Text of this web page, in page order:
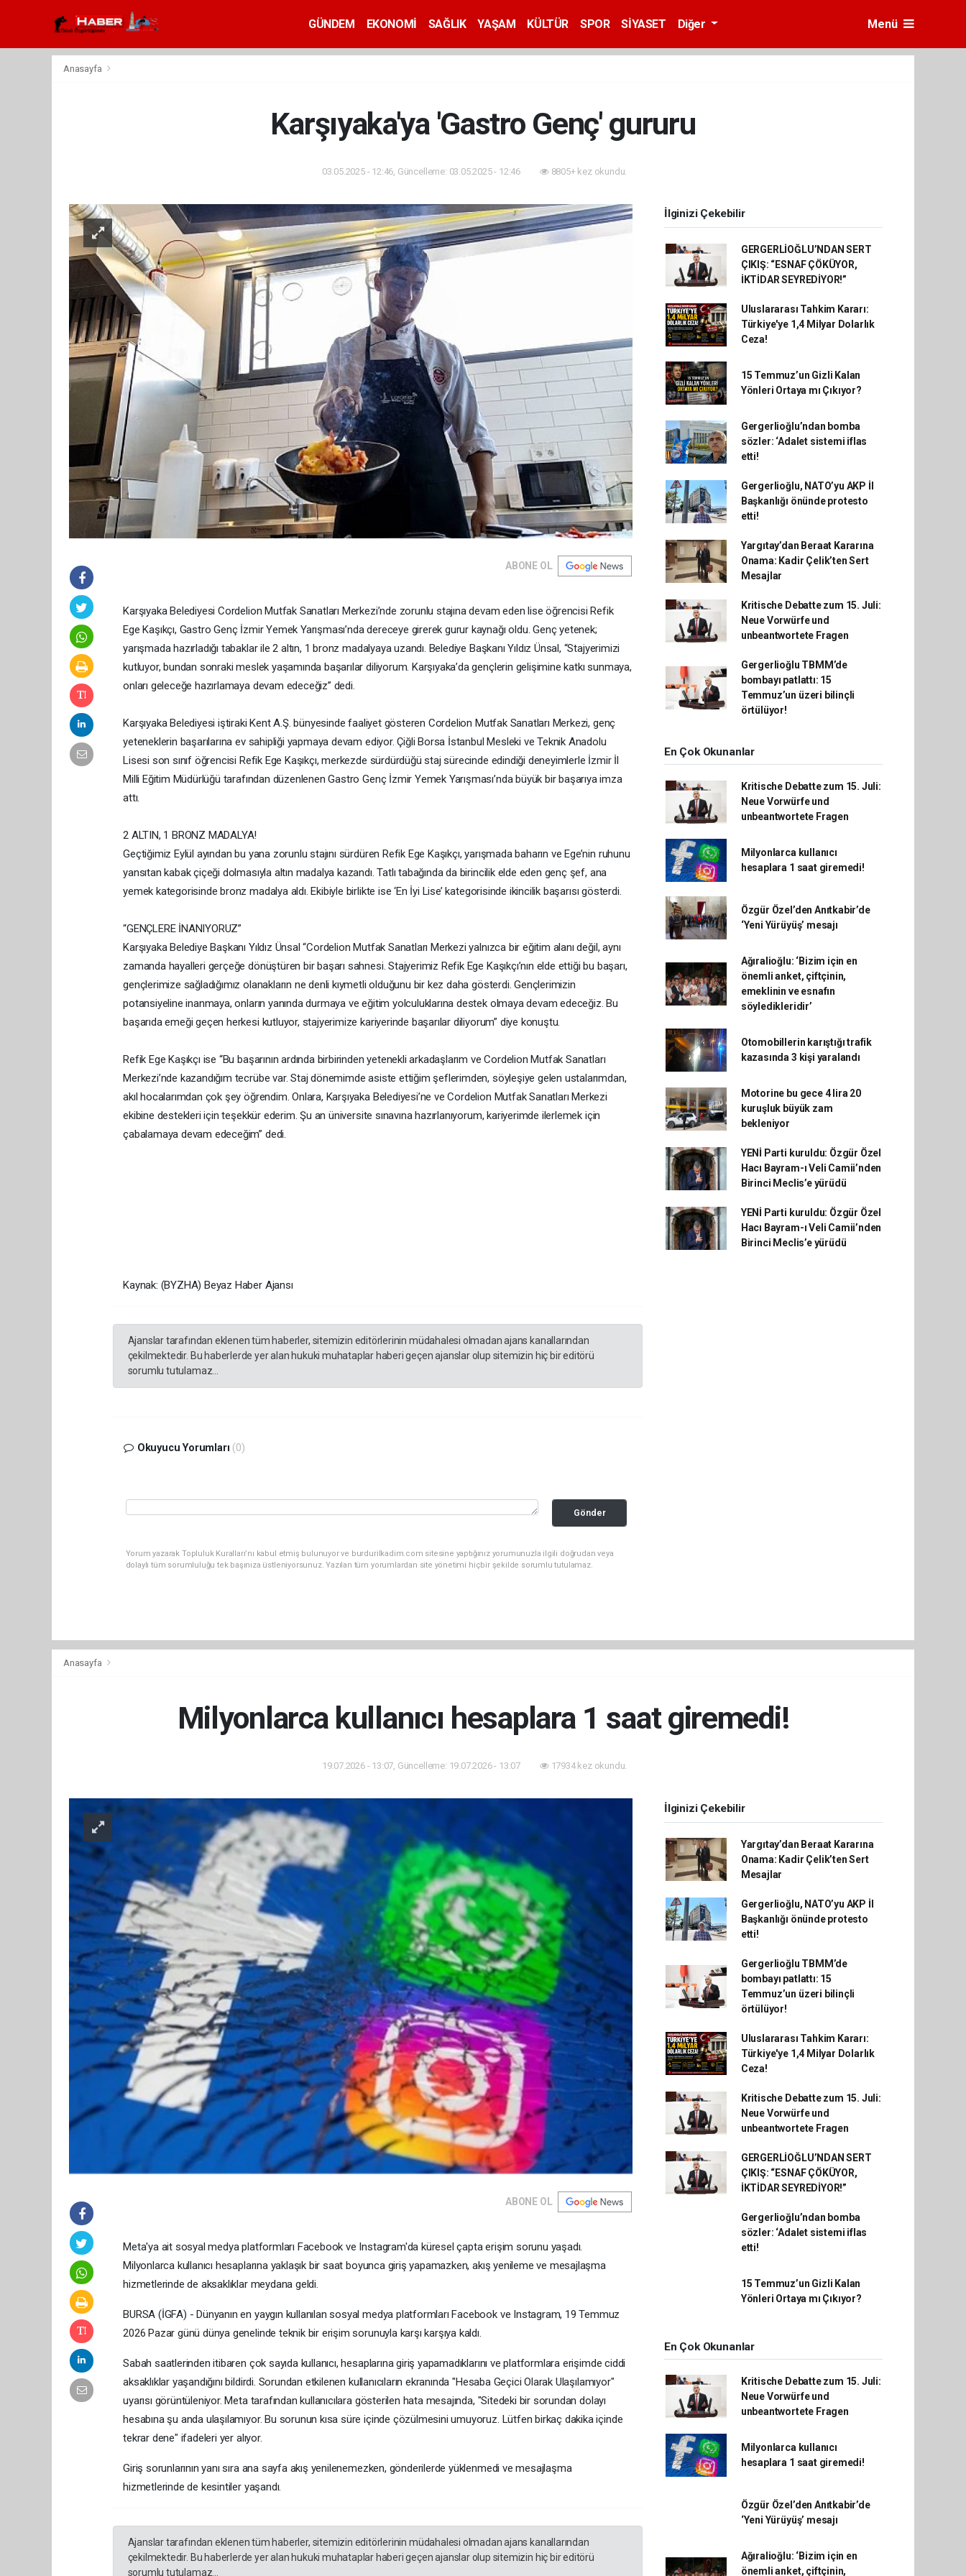
GÜNDEM EKONOMİ SAĞLIK YAŞAM KÜLTÜR SPOR SİYASET Diğer Menü
Anasayfa
Karşıyaka'ya 'Gastro Genç' gururu
03.05.2025 - 12:46, Güncelleme: 03.05.2025 - 12:46 8805+ kez okundu.
ABONE OL
Karşıyaka Belediyesi Cordelion Mutfak Sanatları Merkezi’nde zorunlu stajına devam eden lise öğrencisi Refik
Ege Kaşıkçı, Gastro Genç İzmir Yemek Yarışması’nda dereceye girerek gurur kaynağı oldu. Genç yetenek;
yarışmada hazırladığı tabaklar ile 2 altın, 1 bronz madalyaya uzandı. Belediye Başkanı Yıldız Ünsal, “Stajyerimizi
kutluyor, bundan sonraki meslek yaşamında başarılar diliyorum. Karşıyaka’da gençlerin gelişimine katkı sunmaya,
onları geleceğe hazırlamaya devam edeceğiz” dedi.
Karşıyaka Belediyesi iştiraki Kent A.Ş. bünyesinde faaliyet gösteren Cordelion Mutfak Sanatları Merkezi, genç
yeteneklerin başarılarına ev sahipliği yapmaya devam ediyor. Çiğli Borsa İstanbul Mesleki ve Teknik Anadolu
Lisesi son sınıf öğrencisi Refik Ege Kaşıkçı, merkezde sürdürdüğü staj sürecinde edindiği deneyimlerle İzmir İl
Milli Eğitim Müdürlüğü tarafından düzenlenen Gastro Genç İzmir Yemek Yarışması’nda büyük bir başarıya imza
attı.
2 ALTIN, 1 BRONZ MADALYA!
Geçtiğimiz Eylül ayından bu yana zorunlu stajını sürdüren Refik Ege Kaşıkçı, yarışmada baharın ve Ege’nin ruhunu
yansıtan kabak çiçeği dolmasıyla altın madalya kazandı. Tatlı tabağında da birincilik elde eden genç şef, ana
yemek kategorisinde bronz madalya aldı. Ekibiyle birlikte ise ‘En İyi Lise’ kategorisinde ikincilik başarısı gösterdi.
“GENÇLERE İNANIYORUZ”
Karşıyaka Belediye Başkanı Yıldız Ünsal “Cordelion Mutfak Sanatları Merkezi yalnızca bir eğitim alanı değil, aynı
zamanda hayalleri gerçeğe dönüştüren bir başarı sahnesi. Stajyerimiz Refik Ege Kaşıkçı’nın elde ettiği bu başarı,
gençlerimize sağladığımız olanakların ne denli kıymetli olduğunu bir kez daha gösterdi. Gençlerimizin
potansiyeline inanmaya, onların yanında durmaya ve eğitim yolculuklarına destek olmaya devam edeceğiz. Bu
başarıda emeği geçen herkesi kutluyor, stajyerimize kariyerinde başarılar diliyorum” diye konuştu.
Refik Ege Kaşıkçı ise “Bu başarının ardında birbirinden yetenekli arkadaşlarım ve Cordelion Mutfak Sanatları
Merkezi’nde kazandığım tecrübe var. Staj dönemimde asiste ettiğim şeflerimden, söyleşiye gelen ustalarımdan,
akıl hocalarımdan çok şey öğrendim. Onlara, Karşıyaka Belediyesi’ne ve Cordelion Mutfak Sanatları Merkezi
ekibine destekleri için teşekkür ederim. Şu an üniversite sınavına hazırlanıyorum, kariyerimde ilerlemek için
çabalamaya devam edeceğim” dedi.
Kaynak: (BYZHA) Beyaz Haber Ajansı
Ajanslar tarafından eklenen tüm haberler, sitemizin editörlerinin müdahalesi olmadan ajans kanallarından
çekilmektedir. Bu haberlerde yer alan hukuki muhataplar haberi geçen ajanslar olup sitemizin hiç bir editörü
sorumlu tutulamaz...
Okuyucu Yorumları (0)
Gönder
Yorum yazarak Topluluk Kuralları’nı kabul etmiş bulunuyor ve burdurilkadim.com sitesine yaptığınız yorumunuzla ilgili doğrudan veya
dolaylı tüm sorumluluğu tek başınıza üstleniyorsunuz. Yazılan tüm yorumlardan site yönetimi hiçbir şekilde sorumlu tutulamaz.
İlginizi Çekebilir
GERGERLİOĞLU’NDAN SERT
ÇIKIŞ: “ESNAF ÇÖKÜYOR,
İKTİDAR SEYREDİYOR!”
Uluslararası Tahkim Kararı:
Türkiye'ye 1,4 Milyar Dolarlık
Ceza!
15 Temmuz’un Gizli Kalan
Yönleri Ortaya mı Çıkıyor?
Gergerlioğlu’ndan bomba
sözler: ‘Adalet sistemi iflas
etti!
Gergerlioğlu, NATO’yu AKP İl
Başkanlığı önünde protesto
etti!
Yargıtay’dan Beraat Kararına
Onama: Kadir Çelik’ten Sert
Mesajlar
Kritische Debatte zum 15. Juli:
Neue Vorwürfe und
unbeantwortete Fragen
Gergerlioğlu TBMM’de
bombayı patlattı: 15
Temmuz’un üzeri bilinçli
örtülüyor!
En Çok Okunanlar
Kritische Debatte zum 15. Juli:
Neue Vorwürfe und
unbeantwortete Fragen
Milyonlarca kullanıcı
hesaplara 1 saat giremedi!
Özgür Özel’den Anıtkabir’de
‘Yeni Yürüyüş’ mesajı
Ağıralioğlu: ‘Bizim için en
önemli anket, çiftçinin,
emeklinin ve esnafın
söyledikleridir’
Otomobillerin karıştığı trafik
kazasında 3 kişi yaralandı
Motorine bu gece 4 lira 20
kuruşluk büyük zam
bekleniyor
YENİ Parti kuruldu: Özgür Özel
Hacı Bayram-ı Veli Camii’nden
Birinci Meclis’e yürüdü
YENİ Parti kuruldu: Özgür Özel
Hacı Bayram-ı Veli Camii’nden
Birinci Meclis’e yürüdü
Anasayfa
Milyonlarca kullanıcı hesaplara 1 saat giremedi!
19.07.2026 - 13:07, Güncelleme: 19.07.2026 - 13:07 17934 kez okundu.
ABONE OL
Meta'ya ait sosyal medya platformları Facebook ve Instagram'da küresel çapta erişim sorunu yaşadı.
Milyonlarca kullanıcı hesaplarına yaklaşık bir saat boyunca giriş yapamazken, akış yenileme ve mesajlaşma
hizmetlerinde de aksaklıklar meydana geldi.
BURSA (İGFA) - Dünyanın en yaygın kullanılan sosyal medya platformları Facebook ve Instagram, 19 Temmuz
2026 Pazar günü dünya genelinde teknik bir erişim sorunuyla karşı karşıya kaldı.
Sabah saatlerinden itibaren çok sayıda kullanıcı, hesaplarına giriş yapamadıklarını ve platformlara erişimde ciddi
aksaklıklar yaşandığını bildirdi. Sorundan etkilenen kullanıcıların ekranında "Hesaba Geçici Olarak Ulaşılamıyor"
uyarısı görüntüleniyor. Meta tarafından kullanıcılara gösterilen hata mesajında, "Sitedeki bir sorundan dolayı
hesabına şu anda ulaşılamıyor. Bu sorunun kısa süre içinde çözülmesini umuyoruz. Lütfen birkaç dakika içinde
tekrar dene" ifadeleri yer alıyor.
Giriş sorunlarının yanı sıra ana sayfa akış yenilenemezken, gönderilerde yüklenmedi ve mesajlaşma
hizmetlerinde de kesintiler yaşandı.
Ajanslar tarafından eklenen tüm haberler, sitemizin editörlerinin müdahalesi olmadan ajans kanallarından
çekilmektedir. Bu haberlerde yer alan hukuki muhataplar haberi geçen ajanslar olup sitemizin hiç bir editörü
sorumlu tutulamaz...
İlginizi Çekebilir
Yargıtay’dan Beraat Kararına
Onama: Kadir Çelik’ten Sert
Mesajlar
Gergerlioğlu, NATO’yu AKP İl
Başkanlığı önünde protesto
etti!
Gergerlioğlu TBMM’de
bombayı patlattı: 15
Temmuz’un üzeri bilinçli
örtülüyor!
Uluslararası Tahkim Kararı:
Türkiye'ye 1,4 Milyar Dolarlık
Ceza!
Kritische Debatte zum 15. Juli:
Neue Vorwürfe und
unbeantwortete Fragen
GERGERLİOĞLU’NDAN SERT
ÇIKIŞ: “ESNAF ÇÖKÜYOR,
İKTİDAR SEYREDİYOR!”
Gergerlioğlu’ndan bomba
sözler: ‘Adalet sistemi iflas
etti!
15 Temmuz’un Gizli Kalan
Yönleri Ortaya mı Çıkıyor?
En Çok Okunanlar
Kritische Debatte zum 15. Juli:
Neue Vorwürfe und
unbeantwortete Fragen
Milyonlarca kullanıcı
hesaplara 1 saat giremedi!
Özgür Özel’den Anıtkabir’de
‘Yeni Yürüyüş’ mesajı
Ağıralioğlu: ‘Bizim için en
önemli anket, çiftçinin,